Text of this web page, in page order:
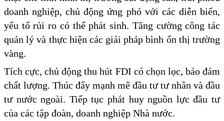
doanh nghiệp, chủ động ứng phó với các diễn biến,
yếu tố rủi ro có thể phát sinh. Tăng cường công tác
quản lý và thực hiện các giải pháp bình ổn thị trường
vàng.
Tích cực, chủ động thu hút FDI có chọn lọc, bảo đảm
chất lượng. Thúc đẩy mạnh mẽ đầu tư tư nhân và đầu
tư nước ngoài. Tiếp tục phát huy nguồn lực đầu tư
của các tập đoàn, doanh nghiệp Nhà nước.